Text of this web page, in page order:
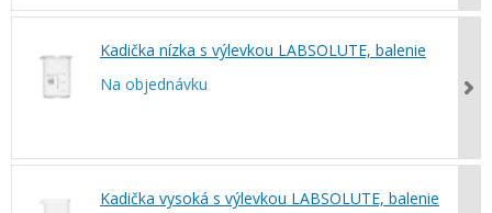
Kadička nízka s výlevkou LABSOLUTE, balenie
Na objednávku
Kadička vysoká s výlevkou LABSOLUTE, balenie